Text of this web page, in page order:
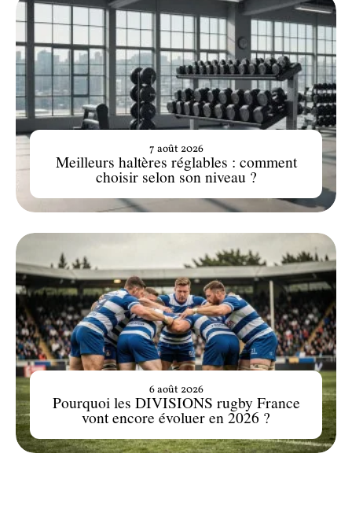
Meilleurs haltères réglables : comment
choisir selon son niveau ?
7 août 2026
Pourquoi les DIVISIONS rugby France
vont encore évoluer en 2026 ?
6 août 2026